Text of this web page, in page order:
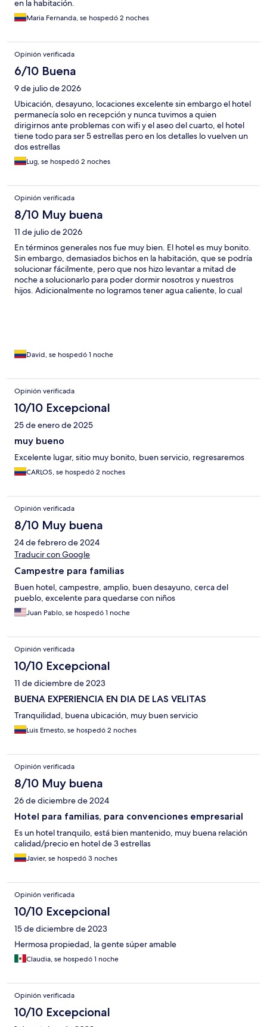
en la habitación.
Maria Fernanda, se hospedó 2 noches
Opinión verificada
6/10 Buena
9 de julio de 2026
Ubicación, desayuno, locaciones excelente sin embargo el hotel
permanecía solo en recepción y nunca tuvimos a quien
dirigirnos ante problemas con wifi y el aseo del cuarto, el hotel
tiene todo para ser 5 estrellas pero en los detalles lo vuelven un
dos estrellas
Lug, se hospedó 2 noches
Opinión verificada
8/10 Muy buena
11 de julio de 2026
En términos generales nos fue muy bien. El hotel es muy bonito.
Sin embargo, demasiados bichos en la habitación, que se podría
solucionar fácilmente, pero que nos hizo levantar a mitad de
noche a solucionarlo para poder dormir nosotros y nuestros
hijos. Adicionalmente no logramos tener agua caliente, lo cual
David, se hospedó 1 noche
Opinión verificada
10/10 Excepcional
25 de enero de 2025
muy bueno
Excelente lugar, sitio muy bonito, buen servicio, regresaremos
CARLOS, se hospedó 2 noches
Opinión verificada
8/10 Muy buena
24 de febrero de 2024
Traducir con Google
Campestre para familias
Buen hotel, campestre, amplio, buen desayuno, cerca del
pueblo, excelente para quedarse con niños
Juan Pablo, se hospedó 1 noche
Opinión verificada
10/10 Excepcional
11 de diciembre de 2023
BUENA EXPERIENCIA EN DIA DE LAS VELITAS
Tranquilidad, buena ubicación, muy buen servicio
Luis Ernesto, se hospedó 2 noches
Opinión verificada
8/10 Muy buena
26 de diciembre de 2024
Hotel para familias, para convenciones empresarial
Es un hotel tranquilo, está bien mantenido, muy buena relación
calidad/precio en hotel de 3 estrellas
Javier, se hospedó 3 noches
Opinión verificada
10/10 Excepcional
15 de diciembre de 2023
Hermosa propiedad, la gente súper amable
Claudia, se hospedó 1 noche
Opinión verificada
10/10 Excepcional